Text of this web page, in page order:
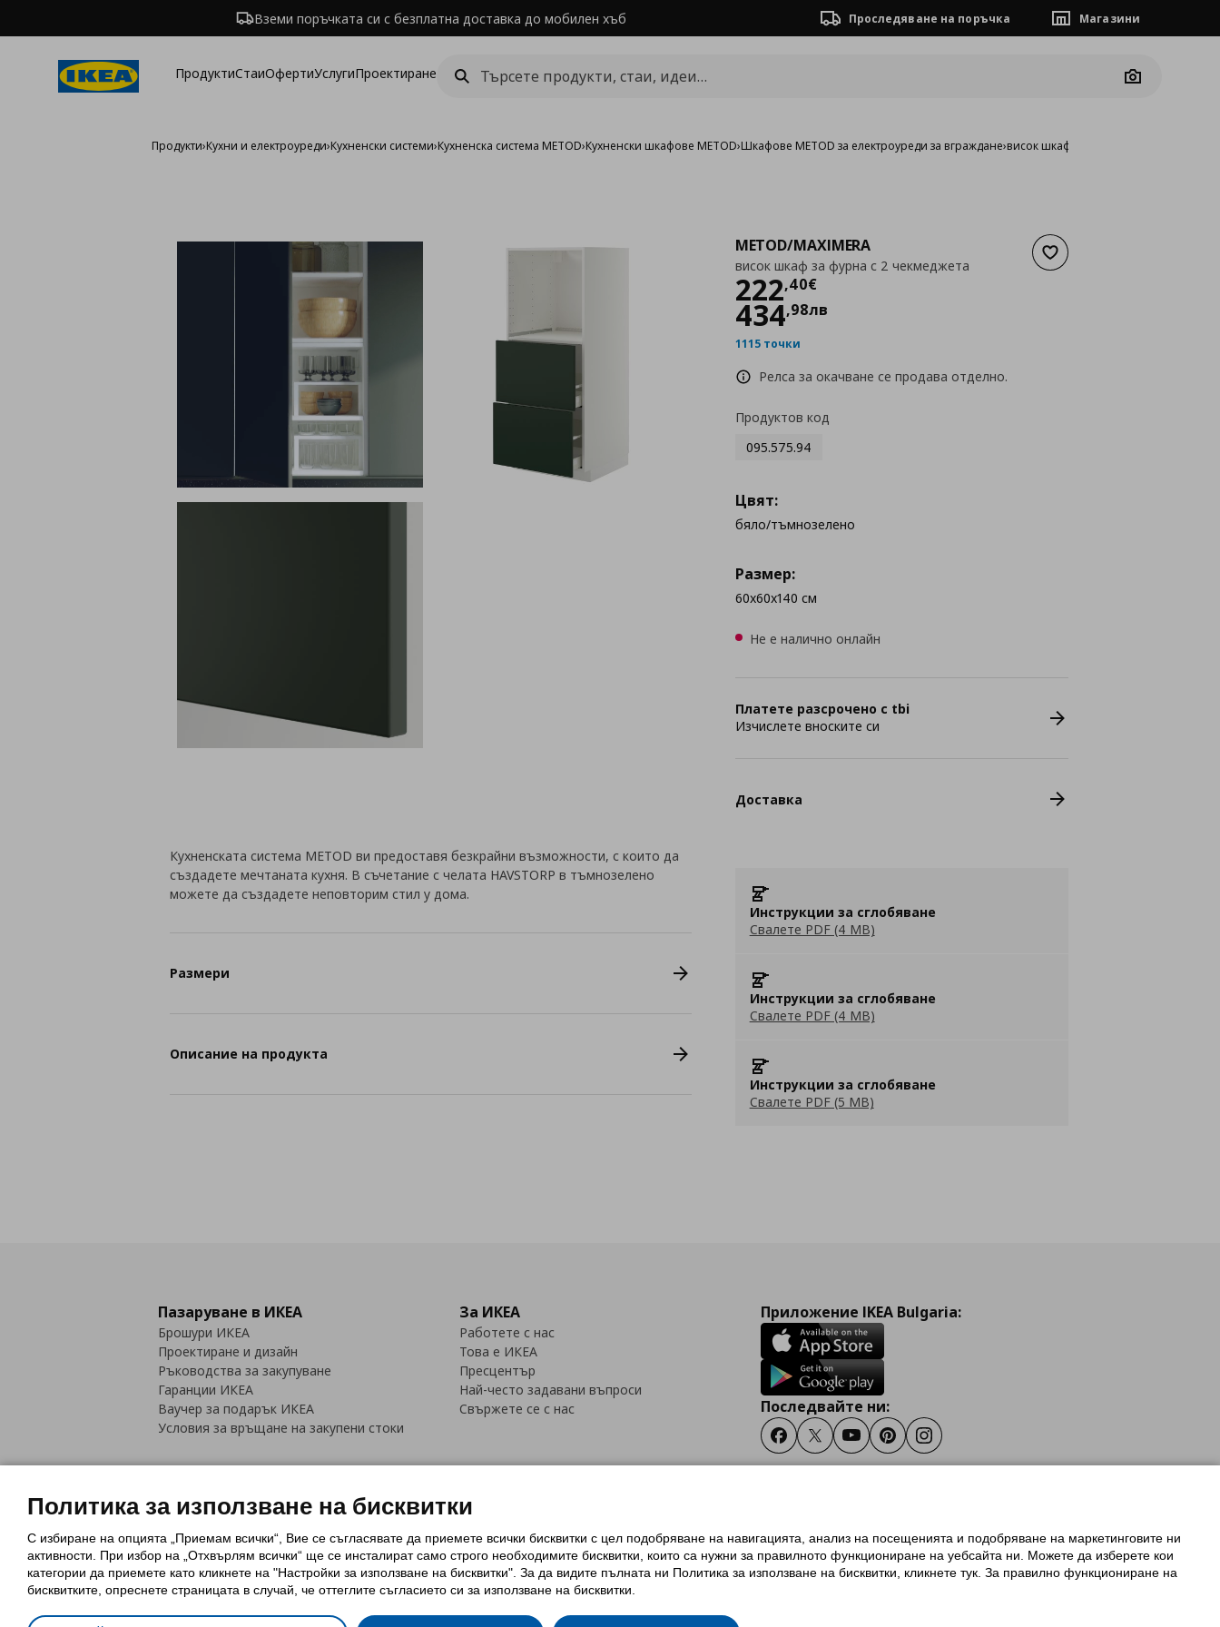
Вземи поръчката си с безплатна доставка до мобилен хъб Проследяване на поръчка Магазини
ПродуктиСтаиОфертиУслугиПроектиране
Camera
Продукти›Кухни и електроуреди›Кухненски системи›Кухненска система METOD›Кухненски шкафове METOD›Шкафове METOD за електроуреди за вграждане›висок шкаф за фурна с 2 чекмеджета
Добави към списъка с
METOD/MAXIMERA
висок шкаф за фурна с 2 чекмеджета
222,40€
Цена222,40 €
434,98лв
1115 точки
Релса за окачване се продава отделно.
Продуктов код
095.575.94
Цвят:
бяло/тъмнозелено
Размер:
60x60x140 см
Не е налично онлайн
Платете разсрочено с tbi
Изчислете вноските си
Доставка
Инструкции за сглобяване
Свалете PDF (4 MB)
Инструкции за сглобяване
Свалете PDF (4 MB)
Инструкции за сглобяване
Свалете PDF (5 MB)
Кухненската система METOD ви предоставя безкрайни възможности, с които да
създадете мечтаната кухня. В съчетание с челата HAVSTORP в тъмнозелено
можете да създадете неповторим стил у дома.
Размери
Описание на продукта
Пазаруване в ИКЕА
Брошури ИКЕА
Проектиране и дизайн
Ръководства за закупуване
Гаранции ИКЕА
Ваучер за подарък ИКЕА
Условия за връщане на закупени стоки
За ИКЕА
Работете с нас
Това е ИКЕА
Пресцентър
Най-често задавани въпроси
Свържете се с нас
Приложение IKEA Bulgaria:
Последвайте ни:
FacebookTwitterYoutubePinterestInstagram
Политика за използване на бисквитки (Cookies)Избор на настройки за използване на бисквиткиУсловия за ползване на ikea.bg
Обща политика за личните данни
Политика за защита на личните данни на ikea.bg
Общи условия на програма IKEA Family
Политика за защита на лични данни на програма IKEA Family
Политика за използване на бисквитки
С избиране на опцията „Приемам всички“, Вие се съгласявате да приемете всички бисквитки с цел подобряване на навигацията, анализ на посещенията и подобряване на маркетинговите ни
активности. При избор на „Отхвърлям всички“ ще се инсталират само строго необходимитe бисквитки, които са нужни за правилното функциониране на уебсайта ни. Можете да изберете кои
категории да приемете като кликнете на "Настройки за използване на бисквитки". За да видите пълната ни Политика за използване на бисквитки, кликнете тук. За правилно функциониране на
бисквитките, опреснете страницата в случай, че оттеглите съгласието си за използване на бисквитки.